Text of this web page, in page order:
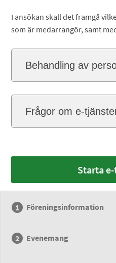
I ansökan skall det framgå
som är medarrangör, samt
Behandling av
Frågor om e-
Starta
Föreningsinformation
Evenemang